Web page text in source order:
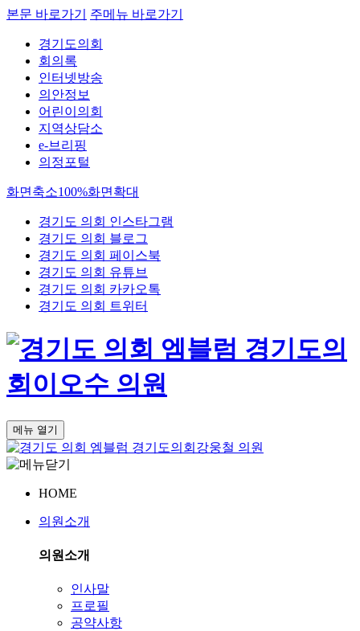
본문 바로가기 주메뉴 바로가기
경기도의회
회의록
인터넷방송
의안정보
어린이의회
지역상담소
e-브리핑
의정포털
화면축소100%화면확대
경기도 의회 인스타그램
경기도 의회 블로그
경기도 의회 페이스북
경기도 의회 유튜브
경기도 의회 카카오톡
경기도 의회 트위터
경기도의
회이오수 의원
메뉴 열기
경기도의회 강웅철 의원
HOME
의원소개
의원소개
인사말
프로필
공약사항